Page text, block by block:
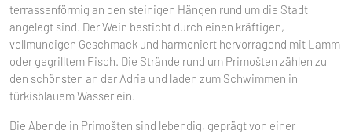
terrassenförmig an den steinigen Hängen rund um die Stadt
angelegt sind. Der Wein besticht durch einen kräftigen,
vollmundigen Geschmack und harmoniert hervorragend mit Lamm
oder gegrilltem Fisch. Die Strände rund um Primošten zählen zu
den schönsten an der Adria und laden zum Schwimmen in
türkisblauem Wasser ein.
Die Abende in Primošten sind lebendig, geprägt von einer